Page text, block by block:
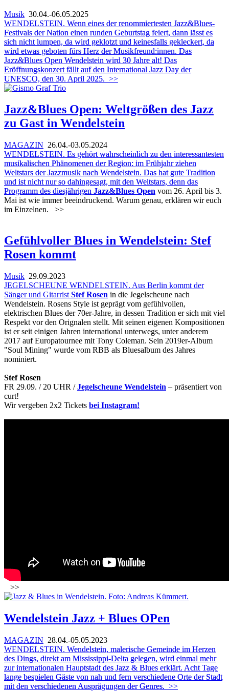
Musik 30.04.-06.05.2025
WENDELSTEIN. Wenn eines der renommiertesten Jazz&Blues-
Festivals der Nation einen runden Geburtstag feiert, dann lässt es
sich nicht lumpen, da wird geklotzt und keinesfalls gekleckert, da
wird etwas geboten fürs Herz der Musikfreund:innen. Das
Jazz&Blues Open Wendelstein wird 30 Jahre alt! Das
Eröffnungskonzert fällt auf den International Jazz Day der
UNESCO, den 30. April 2025. >>
Jazz&Blues Open: Weltgrößen des Jazz
zu Gast in Wendelstein
MAGAZIN 26.04.-03.05.2024
WENDELSTEIN. Es gehört wahrscheinlich zu den interessantesten
musikalischen Phänomenen der Region: im Frühjahr ziehen
Weltstars der Jazzmusik nach Wendelstein. Das hat gute Tradition
und ist nicht nur so dahingesagt, mit den Weltstars, denn das
Programm des diesjährigen Jazz&Blues Open vom 26. April bis 3.
Mai ist wie immer beeindruckend. Warum genau, erklären wir euch
im Einzelnen.
>>
Gefühlvoller Blues in Wendelstein: Stef
Rosen kommt
Musik 29.09.2023
JEGELSCHEUNE WENDELSTEIN. Aus Berlin kommt der
Sänger und Gitarrist Stef Rosen in die Jegelscheune nach
Wendelstein. Rosens Style ist geprägt vom gefühlvollen,
elektrischen Blues der 70er-Jahre, in dessen Tradition er sich mit viel
Respekt vor den Orignalen stellt. Mit seinen eigenen Kompositionen
ist er seit einigen Jahren international unterwegs, unter anderem
2017 auf Europatournee mit Tony Coleman. Sein 2019er-Album
"Soul Mining" wurde vom RBB als Bluesalbum des Jahres
nominiert.
Stef Rosen
FR 29.09. / 20 UHR /Jegelscheune Wendelstein – präsentiert von
curt!
Wir vergeben 2x2 Tickets bei Instagram!
>>
Wendelstein Jazz + Blues OPen
MAGAZIN 28.04.-05.05.2023
WENDELSTEIN. Wendelstein, malerische Gemeinde im Herzen
des Dings, direkt am Mississippi-Delta gelegen, wird einmal mehr
zur internationalen Hauptstadt des Jazz & Blues erklärt. Acht Tage
lange bespielen Gäste von nah und fern verschiedene Orte der Stadt
mit den verschiedenen Ausprägungen der Genres. >>